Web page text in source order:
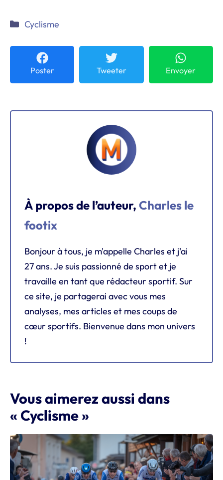
Catégories
Cyclisme
Poster Tweeter Envoyer
À propos de l’auteur, Charles le
footix
Bonjour à tous, je m'appelle Charles et j'ai
27 ans. Je suis passionné de sport et je
travaille en tant que rédacteur sportif. Sur
ce site, je partagerai avec vous mes
analyses, mes articles et mes coups de
cœur sportifs. Bienvenue dans mon univers
!
Vous aimerez aussi dans
« Cyclisme »